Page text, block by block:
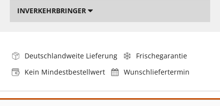
INVERKEHRBRINGER
Deutschlandweite Lieferung
Frischegarantie
Kein Mindestbestellwert
Wunschliefertermin